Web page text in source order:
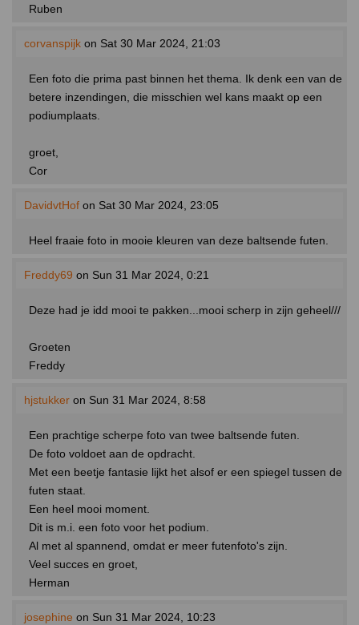
Ruben
corvanspijk on Sat 30 Mar 2024, 21:03
Een foto die prima past binnen het thema. Ik denk een van de
betere inzendingen, die misschien wel kans maakt op een
podiumplaats.
groet,
Cor
DavidvtHof on Sat 30 Mar 2024, 23:05
Heel fraaie foto in mooie kleuren van deze baltsende futen.
Freddy69 on Sun 31 Mar 2024, 0:21
Deze had je idd mooi te pakken...mooi scherp in zijn geheel///
Groeten
Freddy
hjstukker on Sun 31 Mar 2024, 8:58
Een prachtige scherpe foto van twee baltsende futen.
De foto voldoet aan de opdracht.
Met een beetje fantasie lijkt het alsof er een spiegel tussen de
futen staat.
Een heel mooi moment.
Dit is m.i. een foto voor het podium.
Al met al spannend, omdat er meer futenfoto's zijn.
Veel succes en groet,
Herman
josephine on Sun 31 Mar 2024, 10:23